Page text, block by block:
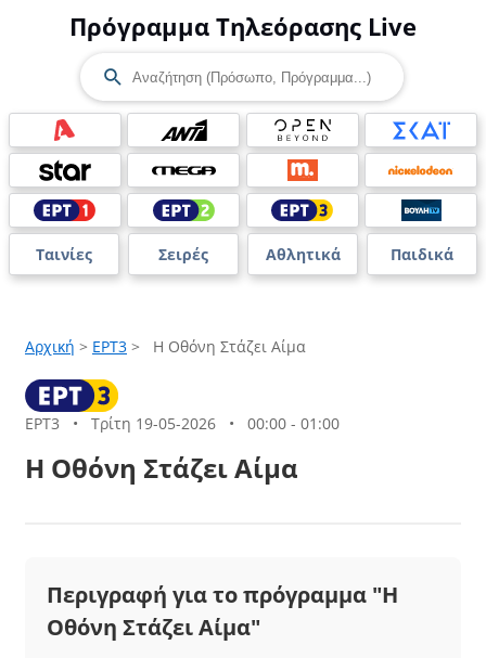
Πρόγραμμα Τηλεόρασης Live
Ταινίες Σειρές Αθλητικά Παιδικά
Αρχική > ΕΡΤ3 > Η Οθόνη Στάζει Αίμα
ΕΡΤ3 • Τρίτη 19-05-2026 • 00:00 - 01:00
Η Οθόνη Στάζει Αίμα
Περιγραφή για το πρόγραμμα "Η
Οθόνη Στάζει Αίμα"